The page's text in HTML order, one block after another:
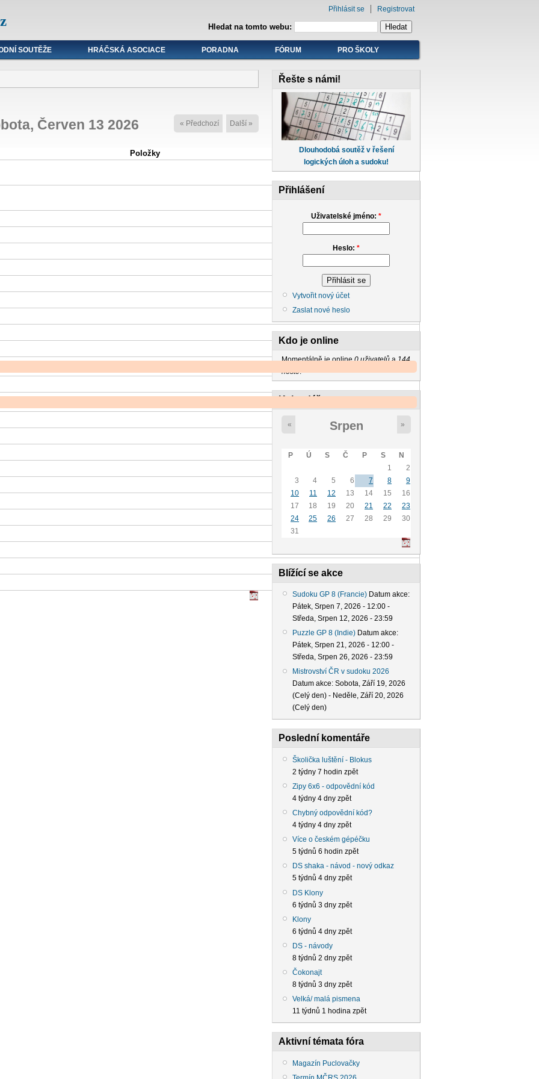
Hledat na tomto webu:
Přihlásit se Registrovat
SOUTĚŽE HRÁČSKÁ ASOCIACE PORADNA FÓRUM PRO ŠKOLY
« Předchozí
Červen 13 2026 Další »
Položky
Řešte s námi!
Dlouhodobá soutěž v řešení
logických úloh a sudoku!
Přihlášení
Uživatelské jméno: *
Heslo: *
Vytvořit nový účet
Zaslat nové heslo
Kdo je online
Momentálně je online0 uživatelůa144
hosté.
Kalendář
« Srpen »
P Ú S Č P S
N
1
2
3
4 5 6 7 8
9
10
11 12 13 14 15
16
17
18 19 20 21 22
23
24
25 26 27 28 29
30
31
Blížící se akce
Sudoku GP 8 (Francie) Datum akce:
Pátek, Srpen 7, 2026 - 12:00 -
Středa, Srpen 12, 2026 - 23:59
Puzzle GP 8 (Indie) Datum akce:
Pátek, Srpen 21, 2026 - 12:00 -
Středa, Srpen 26, 2026 - 23:59
Mistrovství ČR v sudoku 2026
Datum akce: Sobota, Září 19, 2026
(Celý den) - Neděle, Září 20, 2026
(Celý den)
Poslední komentáře
Školička luštění - Blokus
2 týdny 7 hodin zpět
Zipy 6x6 - odpovědní kód
4 týdny 4 dny zpět
Chybný odpovědní kód?
4 týdny 4 dny zpět
Více o českém gépéčku
5 týdnů 6 hodin zpět
DS shaka - návod - nový odkaz
5 týdnů 4 dny zpět
DS Klony
6 týdnů 3 dny zpět
Klony
6 týdnů 4 dny zpět
DS - návody
8 týdnů 2 dny zpět
Čokonajt
8 týdnů 3 dny zpět
Velká/ malá pismena
11 týdnů 1 hodina zpět
Aktivní témata fóra
Magazín Puclovačky